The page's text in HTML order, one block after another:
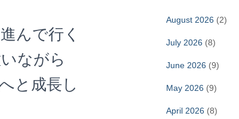
んで行く
ながら
と成長し
August 2026 (2)
July 2026 (8)
June 2026 (9)
May 2026 (9)
April 2026 (8)